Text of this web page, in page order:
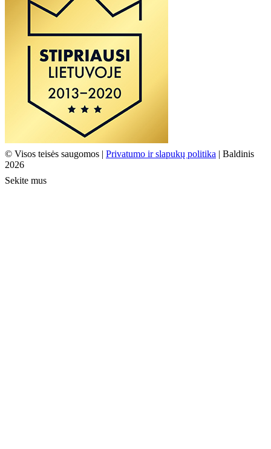
© Visos teisės saugomos | Privatumo ir slapukų politika | Baldinis
2026
Sekite mus